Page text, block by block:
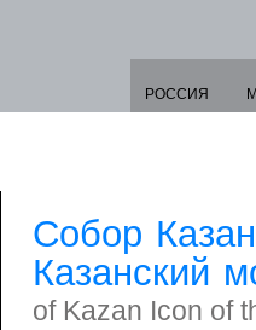
РОССИЯ
Собор
Казанский
of Kazan Icon of